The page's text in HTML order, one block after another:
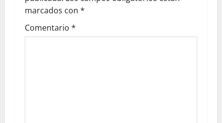
marcados con *
Comentario *